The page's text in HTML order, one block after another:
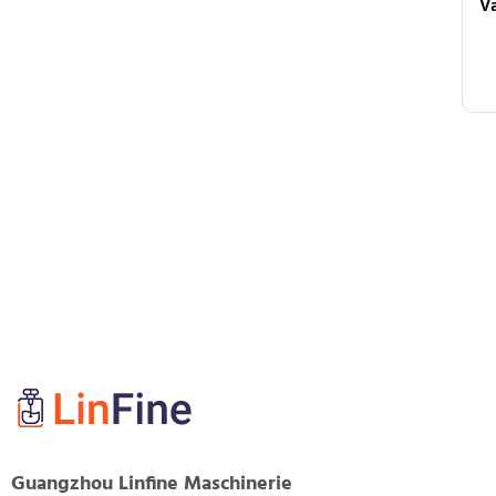
Guangzhou Linfine Maschinerie